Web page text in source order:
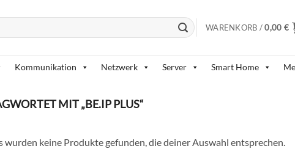
WARENKORB /0,00 €
Kommunikation Netzwerk Server Smart Home
MIT „BE.IP PLUS“
wurden keine Produkte gefunden, die deiner Auswahl entsprechen.